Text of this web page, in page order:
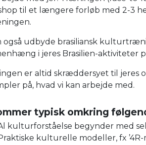
til et længere forløb med 2-3
også udbyde brasiliansk
i jeres Brasilien-aktiviteter
er altid skræddersyet til jeres
på, hvad vi kan arbejde med.
typisk omkring
kulturforståelse begynder med
kulturelle modeller, fx